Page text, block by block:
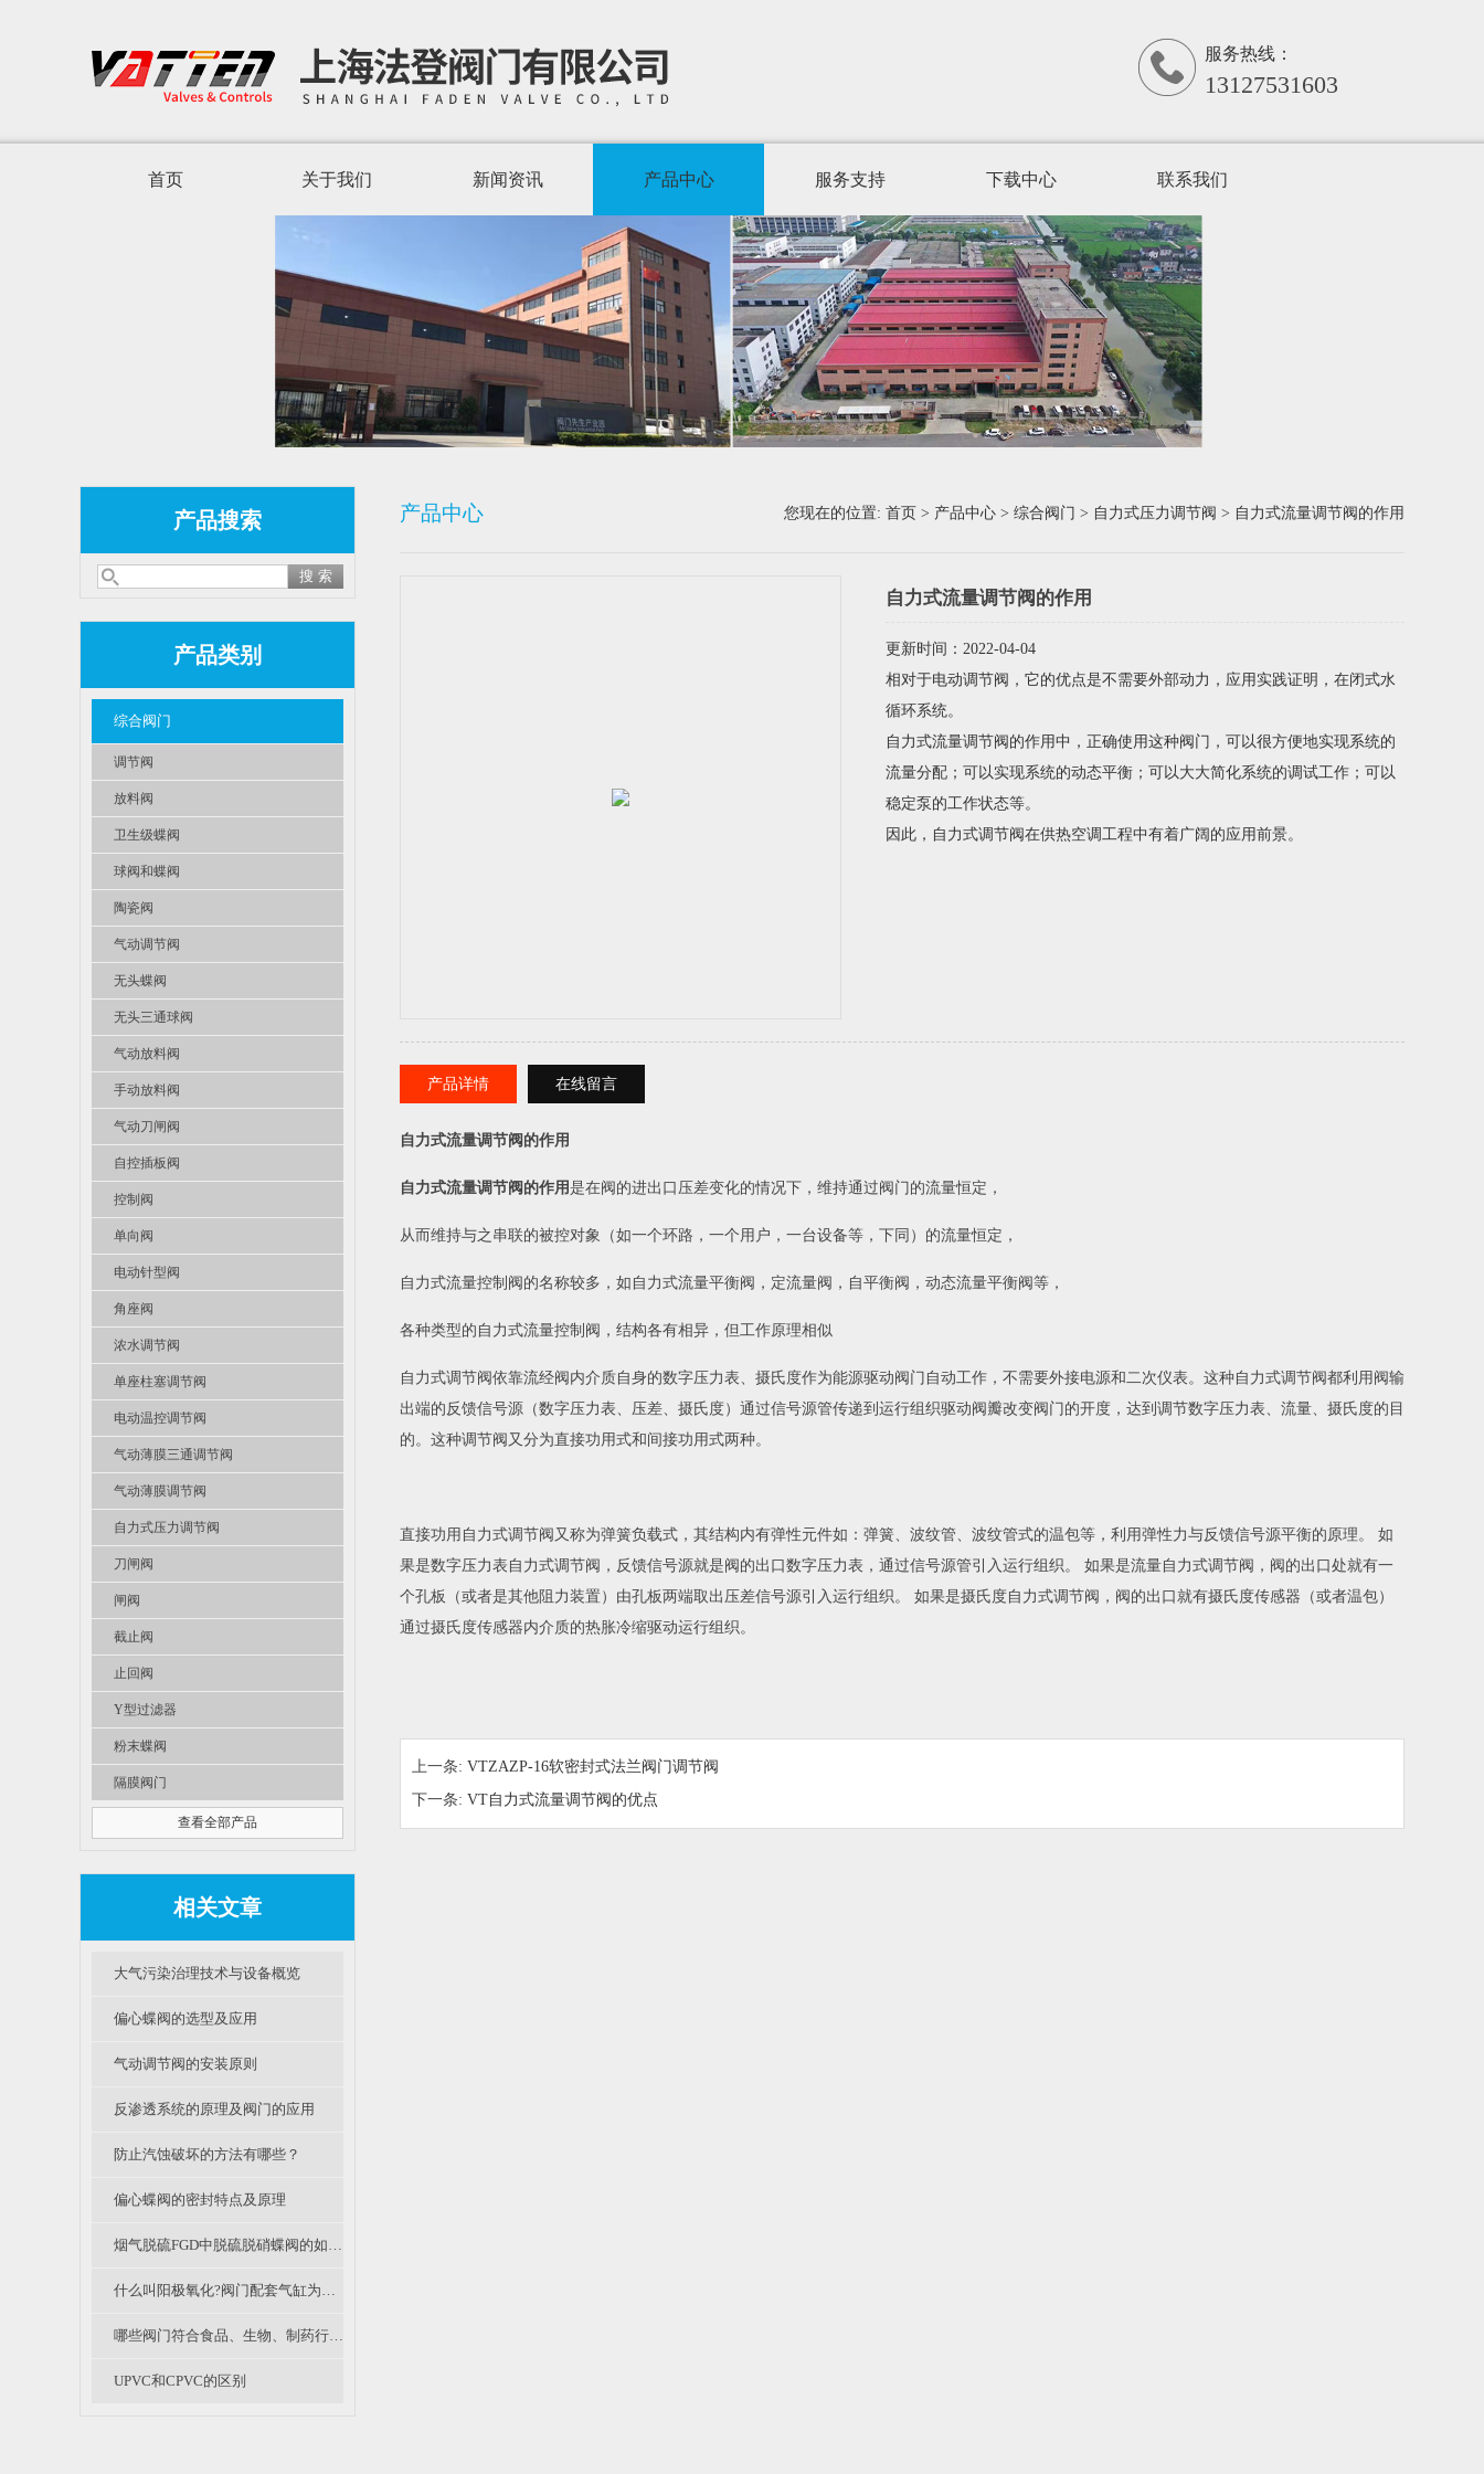
服务热线：
13127531603
首页 关于我们 新闻资讯 产品中心 服务支持 下载中心 联系我们
产品搜索
产品类别
综合阀门
调节阀
放料阀
卫生级蝶阀
球阀和蝶阀
陶瓷阀
气动调节阀
无头蝶阀
无头三通球阀
气动放料阀
手动放料阀
气动刀闸阀
自控插板阀
控制阀
单向阀
电动针型阀
角座阀
浓水调节阀
单座柱塞调节阀
电动温控调节阀
气动薄膜三通调节阀
气动薄膜调节阀
自力式压力调节阀
刀闸阀
闸阀
截止阀
止回阀
Y型过滤器
粉末蝶阀
隔膜阀门
查看全部产品
相关文章
大气污染治理技术与设备概览
偏心蝶阀的选型及应用
气动调节阀的安装原则
反渗透系统的原理及阀门的应用
防止汽蚀破坏的方法有哪些？
偏心蝶阀的密封特点及原理
烟气脱硫FGD中脱硫脱硝蝶阀的如何选择？和普通蝶阀的区别在哪里？
什么叫阳极氧化?阀门配套气缸为什么需要氧化处理？
哪些阀门符合食品、生物、制药行业中卫生级阀门的要求？
UPVC和CPVC的区别
产品中心 您现在的位置: 首页 > 产品中心 > 综合阀门 > 自力式压力调节阀 > 自力式流量调节阀的作用
自力式流量调节阀的作用
更新时间：2022-04-04
相对于电动调节阀，它的优点是不需要外部动力，应用实践证明，在闭式水
循环系统。
自力式流量调节阀的作用中，正确使用这种阀门，可以很方便地实现系统的
流量分配；可以实现系统的动态平衡；可以大大简化系统的调试工作；可以
稳定泵的工作状态等。
因此，自力式调节阀在供热空调工程中有着广阔的应用前景。
产品详情 在线留言
自力式流量调节阀的作用
自力式流量调节阀的作用是在阀的进出口压差变化的情况下，维持通过阀门的流量恒定，
从而维持与之串联的被控对象（如一个环路，一个用户，一台设备等，下同）的流量恒定，
自力式流量控制阀的名称较多，如自力式流量平衡阀，定流量阀，自平衡阀，动态流量平衡阀等，
各种类型的自力式流量控制阀，结构各有相异，但工作原理相似
自力式调节阀依靠流经阀内介质自身的数字压力表、摄氏度作为能源驱动阀门自动工作，不需要外接电源和二次仪表。这种自力式调节阀都利用阀输
出端的反馈信号源（数字压力表、压差、摄氏度）通过信号源管传递到运行组织驱动阀瓣改变阀门的开度，达到调节数字压力表、流量、摄氏度的目
的。这种调节阀又分为直接功用式和间接功用式两种。
直接功用自力式调节阀又称为弹簧负载式，其结构内有弹性元件如：弹簧、波纹管、波纹管式的温包等，利用弹性力与反馈信号源平衡的原理。 如
果是数字压力表自力式调节阀，反馈信号源就是阀的出口数字压力表，通过信号源管引入运行组织。 如果是流量自力式调节阀，阀的出口处就有一
个孔板（或者是其他阻力装置）由孔板两端取出压差信号源引入运行组织。 如果是摄氏度自力式调节阀，阀的出口就有摄氏度传感器（或者温包）
通过摄氏度传感器内介质的热胀冷缩驱动运行组织。
上一条: VTZAZP-16软密封式法兰阀门调节阀
下一条: VT自力式流量调节阀的优点